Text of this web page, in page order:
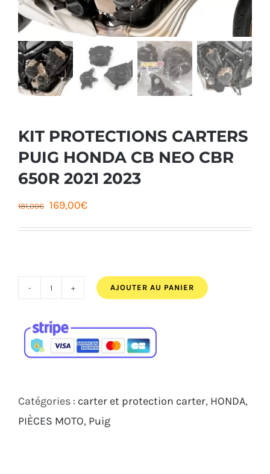
KIT PROTECTIONS CARTERS
PUIG HONDA CB NEO CBR
650R 2021 2023
181,00€ Le
181,00€.
169,00€Le
169,00€.
quantité
KIT
PROTECTIONS
PUIG
HONDA
AJOUTER AU PANIER
Catégories : carter et protection carter HONDA
PIÈCES MOTO Puig